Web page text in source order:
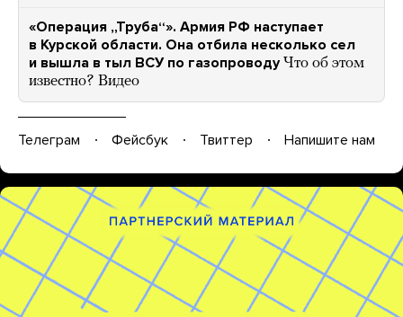
«Операция „Труба“». Армия РФ наступает
в Курской области. Она отбила несколько сел
и вышла в тыл ВСУ по газопроводу Что об этом
известно? Видео
Телеграм Фейсбук Твиттер Напишите нам